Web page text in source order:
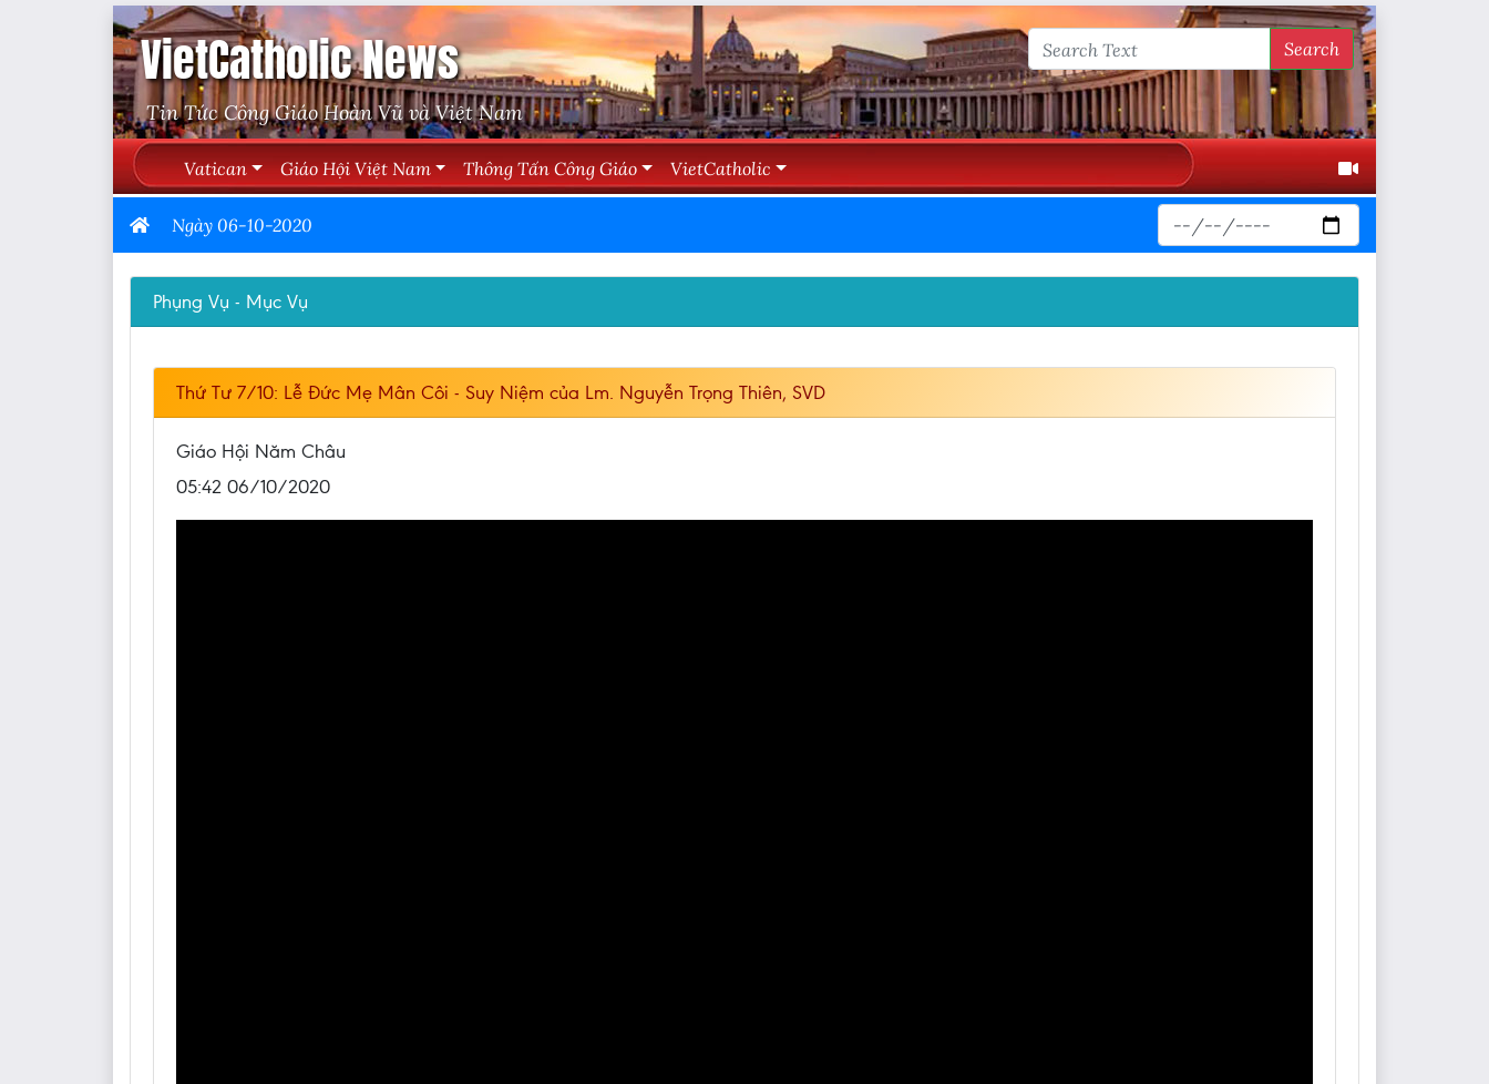
VietCatholic News
Tin Tức Công Giáo Hoàn Vũ và Việt Nam
Search
Vatican Giáo Hội Việt Nam Thông Tấn Công Giáo VietCatholic
Ngày 06-10-2020
Phụng Vụ - Mục Vụ
Thứ Tư 7/10: Lễ Đức Mẹ Mân Côi - Suy Niệm của Lm. Nguyễn Trọng Thiên, SVD
Giáo Hội Năm Châu
05:42 06/10/2020